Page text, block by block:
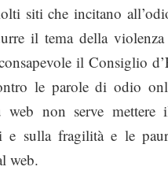
siti che incitano
il tema della
il Consiglio
le parole di odio
web non serve
e sulla fragilità e le
web.